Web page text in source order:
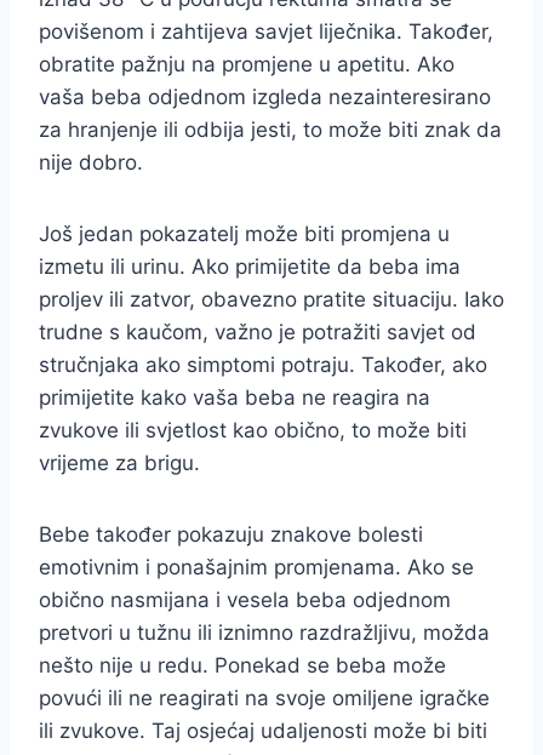
povišenom i zahtijeva savjet liječnika. Također,
obratite pažnju na promjene u apetitu. Ako
vaša beba odjednom izgleda nezainteresirano
za hranjenje ili odbija jesti, to može biti znak da
nije dobro.
Još jedan pokazatelj može biti promjena u
izmetu ili urinu. Ako primijetite da beba ima
proljev ili zatvor, obavezno pratite situaciju. Iako
trudne s kaučom, važno je potražiti savjet od
stručnjaka ako simptomi potraju. Također, ako
primijetite kako vaša beba ne reagira na
zvukove ili svjetlost kao obično, to može biti
vrijeme za brigu.
Bebe također pokazuju znakove bolesti
emotivnim i ponašajnim promjenama. Ako se
obično nasmijana i vesela beba odjednom
pretvori u tužnu ili iznimno razdražljivu, možda
nešto nije u redu. Ponekad se beba može
povući ili ne reagirati na svoje omiljene igračke
ili zvukove. Taj osjećaj udaljenosti može bi biti